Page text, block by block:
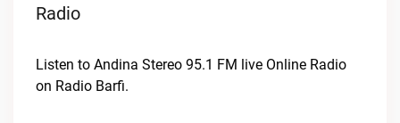
Radio
Listen to Andina Stereo 95.1 FM live Online Radio
on Radio Barfi.